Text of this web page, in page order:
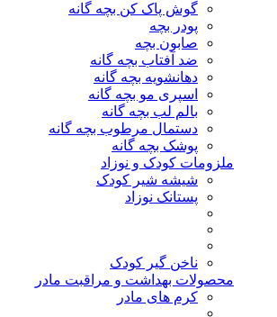
گوش پاک کن بچه گانه
پودر بچه
صابون بچه
ضد آفتاب بچه گانه
دهانشویه بچه گانه
اسپری مو بچه گانه
بالم لب بچه گانه
دستمال مرطوب بچه گانه
پوشک بچه گانه
ملزومات کودک و نوزاد
شیشه شیر کودک
پستانک نوزاد
ناخن گیر کودک
محصولات بهداشت و مراقبت مادر
کرم های مادر